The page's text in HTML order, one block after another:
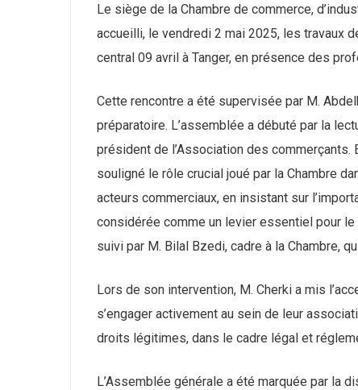
Le siège de la Chambre de commerce,
accueilli, le vendredi 2 mai 2025, les travaux
central 09 avril à Tanger, en présence des
Cette rencontre a été supervisée par M.
préparatoire. L’assemblée a débuté par la
président de l’Association des commerçants.
souligné le rôle crucial joué par la Chambre
acteurs commerciaux, en insistant sur
considérée comme un levier essentiel pour
suivi par M. Bilal Bzedi, cadre à la Chambre,
Lors de son intervention, M. Cherki a mis
s’engager activement au sein de leur
droits légitimes, dans le cadre légal et
L’Assemblée générale a été marquée par la